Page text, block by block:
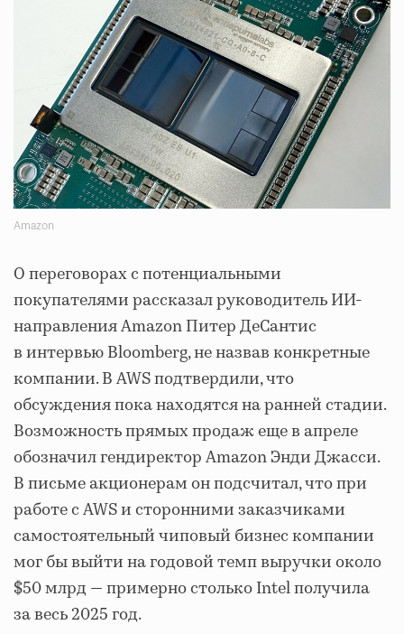
Amazon
О переговорах с потенциальными
покупателями рассказал руководитель ИИ-
направления Amazon Питер ДеСантис
в интервью Bloomberg, не назвав конкретные
компании. В AWS подтвердили, что
обсуждения пока находятся на ранней стадии.
Возможность прямых продаж еще в апреле
обозначил гендиректор Amazon Энди Джасси.
В письме акционерам он подсчитал, что при
работе с AWS и сторонними заказчиками
самостоятельный чиповый бизнес компании
мог бы выйти на годовой темп выручки около
$50 млрд — примерно столько Intel получила
за весь 2025 год.